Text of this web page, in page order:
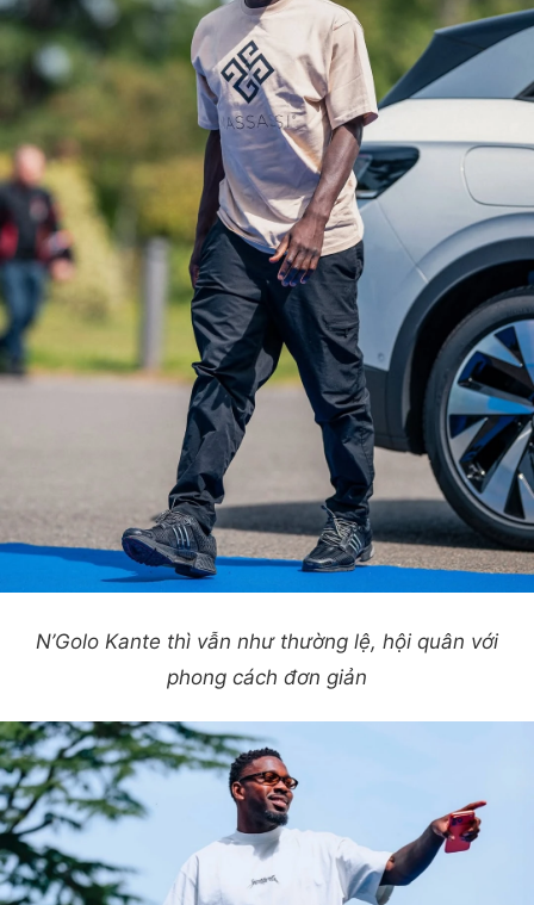
N’Golo Kante thì vẫn như thường lệ, hội quân với
phong cách đơn giản